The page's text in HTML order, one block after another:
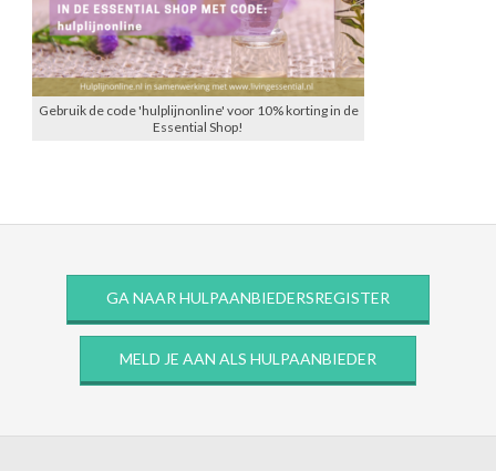
Gebruik de code 'hulplijnonline' voor 10% korting in de
Essential Shop!
GA NAAR HULPAANBIEDERSREGISTER
MELD JE AAN ALS HULPAANBIEDER